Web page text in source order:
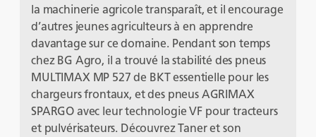
la machinerie agricole transparaît, et il encourage
d’autres jeunes agriculteurs à en apprendre
davantage sur ce domaine. Pendant son temps
chez BG Agro, il a trouvé la stabilité des pneus
MULTIMAX MP 527 de BKT essentielle pour les
chargeurs frontaux, et des pneus AGRIMAX
SPARGO avec leur technologie VF pour tracteurs
et pulvérisateurs. Découvrez Taner et son